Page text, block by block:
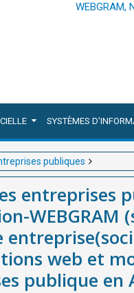
SYSTÈMES
publiques
africaines par
de développement
entreprises
WEBGRAM
web et
publique en